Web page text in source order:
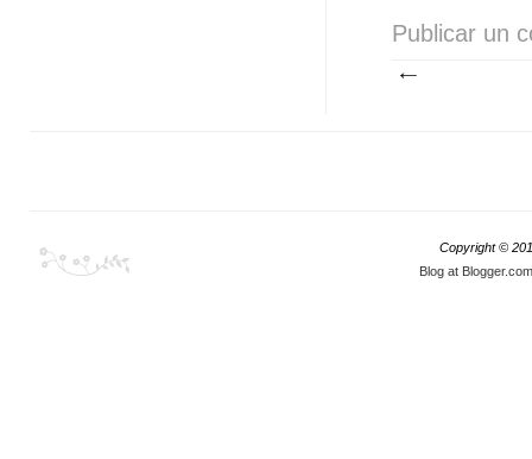
Publicar un
Copyright ©
Blog at Blogger.com